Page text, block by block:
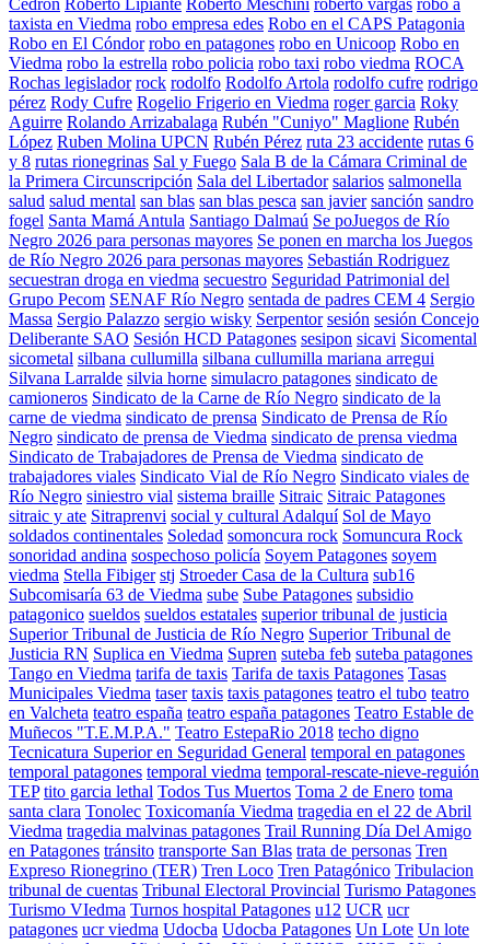
taxista en Viedma robo empresa edes Robo en el CAPS Patagonia
Robo en El Cóndor robo en patagones robo en Unicoop Robo en
Viedma robo la estrella robo policia robo taxi robo viedma ROCA
Rochas legislador rock rodolfo Rodolfo Artola rodolfo cufre rodrigo
pérez Rody Cufre Rogelio Frigerio en Viedma roger garcia Roky
Aguirre Rolando Arrizabalaga Rubén "Cuniyo" Maglione Rubén
López Ruben Molina UPCN Rubén Pérez ruta 23 accidente rutas 6
y 8 rutas rionegrinas Sal y Fuego Sala B de la Cámara Criminal de
la Primera Circunscripción Sala del Libertador salarios salmonella
salud salud mental san blas san blas pesca san javier sanción sandro
fogel Santa Mamá Antula Santiago Dalmaú Se poJuegos de Río
Negro 2026 para personas mayores Se ponen en marcha los Juegos
de Río Negro 2026 para personas mayores Sebastián Rodriguez
secuestran droga en viedma secuestro Seguridad Patrimonial del
Grupo Pecom SENAF Río Negro sentada de padres CEM 4 Sergio
Massa Sergio Palazzo sergio wisky Serpentor sesión sesión Concejo
Deliberante SAO Sesión HCD Patagones sesipon sicavi Sicomental
sicometal silbana cullumilla silbana cullumilla mariana arregui
Silvana Larralde silvia horne simulacro patagones sindicato de
camioneros Sindicato de la Carne de Río Negro sindicato de la
carne de viedma sindicato de prensa Sindicato de Prensa de Río
Negro sindicato de prensa de Viedma sindicato de prensa viedma
Sindicato de Trabajadores de Prensa de Viedma sindicato de
trabajadores viales Sindicato Vial de Río Negro Sindicato viales de
Río Negro siniestro vial sistema braille Sitraic Sitraic Patagones
sitraic y ate Sitraprenvi social y cultural Adalquí Sol de Mayo
soldados continentales Soledad somoncura rock Somuncura Rock
sonoridad andina sospechoso policía Soyem Patagones soyem
viedma Stella Fibiger stj Stroeder Casa de la Cultura sub16
Subcomisaría 63 de Viedma sube Sube Patagones subsidio
patagonico sueldos sueldos estatales superior tribunal de justicia
Superior Tribunal de Justicia de Río Negro Superior Tribunal de
Justicia RN Suplica en Viedma Supren suteba feb suteba patagones
Tango en Viedma tarifa de taxis Tarifa de taxis Patagones Tasas
Municipales Viedma taser taxis taxis patagones teatro el tubo teatro
en Valcheta teatro españa teatro españa patagones Teatro Estable de
Muñecos "T.E.M.P.A." Teatro EstepaRio 2018 techo digno
Tecnicatura Superior en Seguridad General temporal en patagones
temporal patagones temporal viedma temporal-rescate-nieve-reguión
TEP tito garcia lethal Todos Tus Muertos Toma 2 de Enero toma
santa clara Tonolec Toxicomanía Viedma tragedia en el 22 de Abril
Viedma tragedia malvinas patagones Trail Running Día Del Amigo
en Patagones tránsito transporte San Blas trata de personas Tren
Expreso Rionegrino (TER) Tren Loco Tren Patagónico Tribulacion
tribunal de cuentas Tribunal Electoral Provincial Turismo Patagones
Turismo VIedma Turnos hospital Patagones u12 UCR ucr
patagones ucr viedma Udocba Udocba Patagones Un Lote Un lote